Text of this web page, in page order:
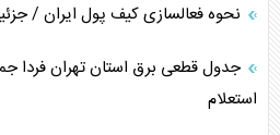
نحوه فعالسازی کیف پول ایران /
استعلام